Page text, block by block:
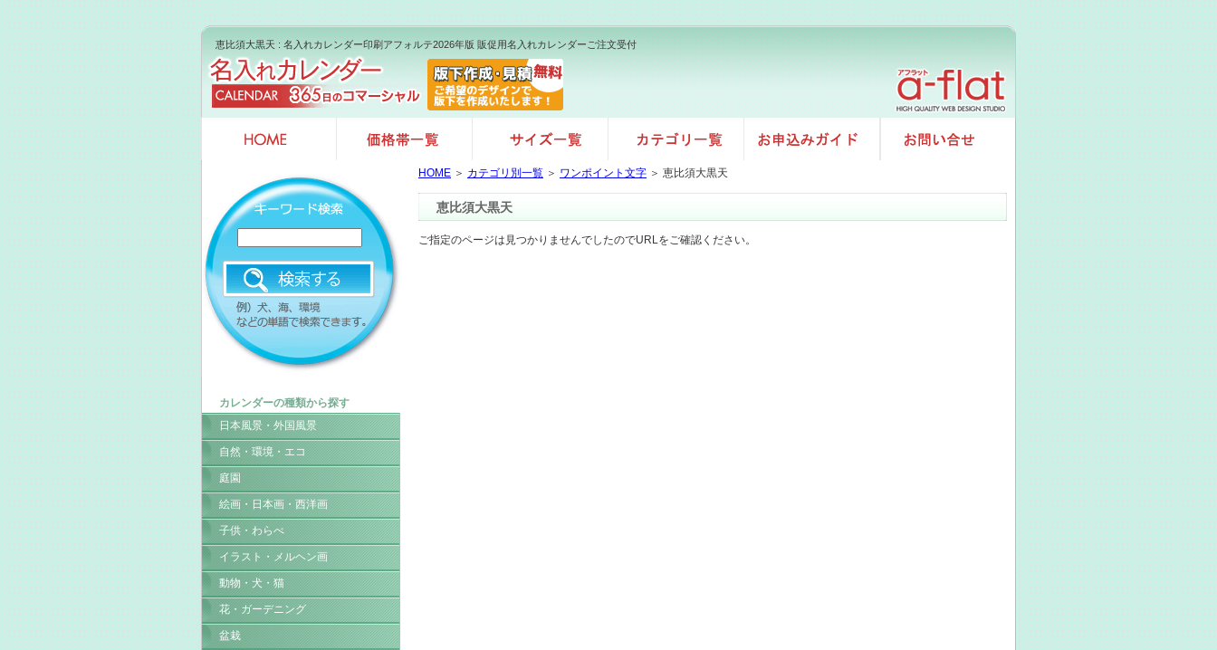
恵比須大黒天 : 名入れカレンダー印刷アフォルテ2026年版 販促用名入れカレンダーご注文受付
カレンダーの種類から探す
日本風景・外国風景
自然・環境・エコ
庭園
絵画・日本画・西洋画
子供・わらべ
イラスト・メルヘン画
動物・犬・猫
花・ガーデニング
盆栽
HOME ＞ カテゴリ別一覧 ＞ ワンポイント文字 ＞ 恵比須大黒天
恵比須大黒天
ご指定のページは見つかりませんでしたのでURLをご確認ください。